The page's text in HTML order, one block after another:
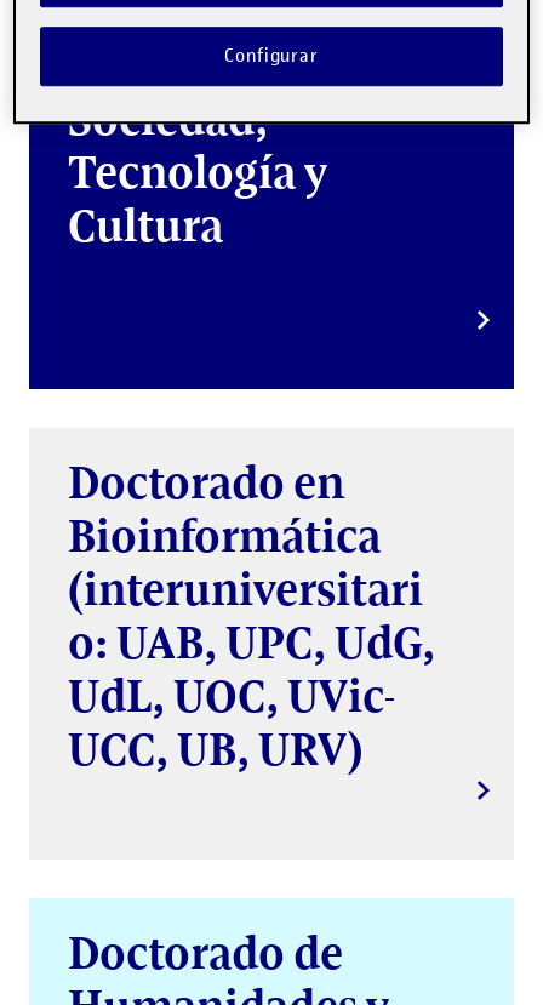
Doctorado en
Sociedad,
Tecnología y
Cultura
Doctorado en
Bioinformática
(interuniversitari
o: UAB, UPC, UdG,
UdL, UOC, UVic-
UCC, UB, URV)
Doctorado de
Configurar